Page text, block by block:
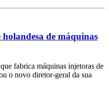
de máquinas
fabrica máquinas injetoras de
o novo diretor-geral da sua